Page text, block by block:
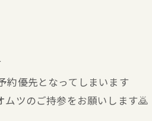
約優先となってしまいます
ツのご持参をお願いします🙇